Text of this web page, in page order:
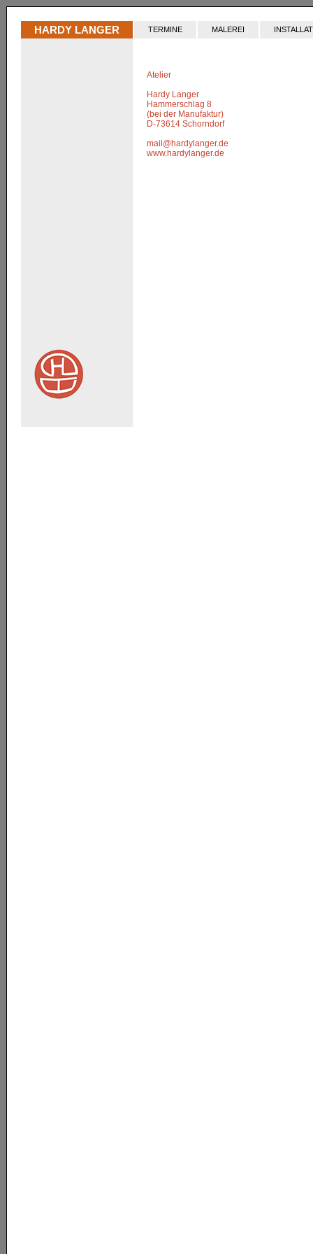
Hardy TERMINE MALEREI
HARDY LANGER
Atelier
Hardy Langer
Hammerschlag 8
(bei der Manufaktur)
D-73614 Schorndorf
mail@hardylanger.de
www.hardylanger.de